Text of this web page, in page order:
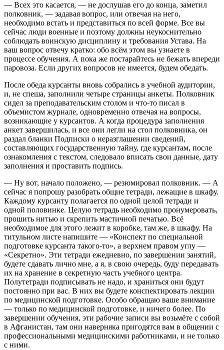
— Всех это касается, — не дослушав его до конца, заметил
полковник, — задавая вопрос, или отвечая на него,
необходимо встать и представиться по всей форме. Все вы
сейчас люди военные и поэтому должны неукоснительно
соблюдать воинскую дисциплину и требования Устава. На
ваш вопрос отвечу кратко: обо всём этом вы узнаете в
процессе обучения. А пока же постарайтесь не бежать впереди
паровоза. Если других вопросов не имеется, будем обедать.
После обеда курсанты вновь собрались в учебной аудитории,
и, не спеша, заполнили четыре страницы анкеты. Полковник
сидел за преподавательским столом и что-то писал в
объемистом журнале, одновременно отвечая на вопросы,
возникающие у курсантов. А когда процедура заполнения
анкет завершилась, и все они легли на стол полковника, он
раздал бланки Подписки о неразглашении сведений,
составляющих государственную тайну, где курсантам, после
ознакомления с текстом, следовало вписать свои данные, дату
заполнения и проставить подпись.
— Ну вот, начало положено, — резюмировал полковник. — А
сейчас я попрошу разобрать общие тетради, лежащие в шкафу.
Каждому курсанту полагается по одной целой тетради и
одной половинке. Целую тетрадь необходимо пронумеровать,
прошить нитью и скрепить мастичной печатью. Всё
необходимое для этого лежит в коробке, там же, в шкафу. На
титульном листе напишите — «Конспект по специальной
подготовке курсанта такого-то», а верхнем правом углу —
«Секретно». Эти тетради ежедневно, по завершении занятий,
будете сдавать лично мне, а я, в свою очередь, буду передавать
их на хранение в секретную часть учебного центра.
Полутетради подписывать не надо, и храниться они будут
постоянно при вас. В них вы будете конспектировать лекции
по медицинской подготовке. Особо обращаю ваше внимание
— только по медицинской подготовке, и ничего более. По
завершении обучения, эти рабочие записи вы возьмёте с собой
в Афганистан, там они наверняка пригодятся вам в общении с
профессиональными медицинскими работниками, и не только
с ними.